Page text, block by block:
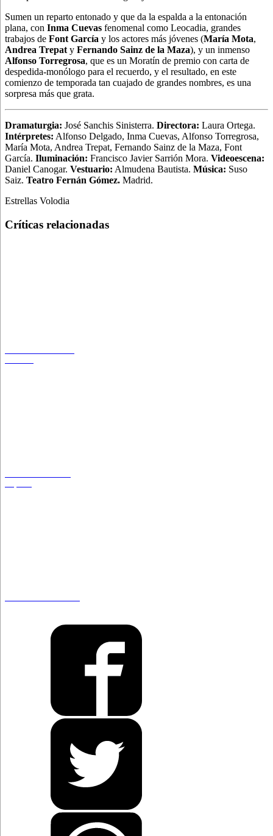
Sumen un reparto entonado y que da la espalda a la entonación
plana, con Inma Cuevas fenomenal como Leocadia, grandes
trabajos de Font García y los actores más jóvenes (María Mota,
Andrea Trepat y Fernando Sainz de la Maza), y un inmenso
Alfonso Torregrosa, que es un Moratín de premio con carta de
despedida-monólogo para el recuerdo, y el resultado, en este
comienzo de temporada tan cuajado de grandes nombres, es una
sorpresa más que grata.
Dramaturgia: José Sanchis Sinisterra. Directora: Laura Ortega.
Intérpretes: Alfonso Delgado, Inma Cuevas, Alfonso Torregrosa,
María Mota, Andrea Trepat, Fernando Sainz de la Maza, Font
García. Iluminación: Francisco Javier Sarrión Mora. Videoescena:
Daniel Canogar. Vestuario: Almudena Bautista. Música: Suso
Saiz. Teatro Fernán Gómez. Madrid.
Estrellas Volodia
Críticas relacionadas